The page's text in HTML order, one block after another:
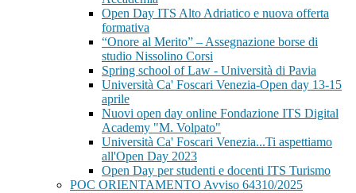
Open Day ITS Alto Adriatico e nuova offerta
formativa
“Onore al Merito” – Assegnazione borse di
studio Nissolino Corsi
Spring school of Law - Università di Pavia
Università Ca' Foscari Venezia-Open day 13-15
aprile
Nuovi open day online Fondazione ITS Digital
Academy "M. Volpato"
Università Ca' Foscari Venezia...Ti aspettiamo
all'Open Day 2023
Open Day per studenti e docenti ITS Turismo
POC ORIENTAMENTO Avviso 64310/2025